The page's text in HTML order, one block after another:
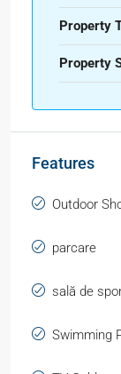
Property
Property
Features
Outdoor
parcare
sală de
Swimming